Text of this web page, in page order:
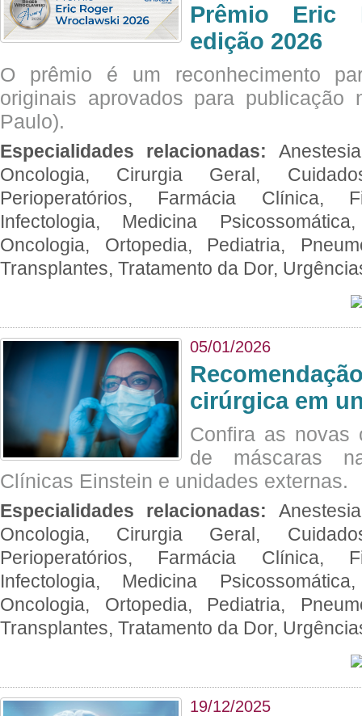
Prêmio Eric
edição 2026
O prêmio é um reconhecimento
originais aprovados para publicação
Paulo).
Especialidades relacionadas:
Oncologia, Cirurgia Geral,
Perioperatórios, Farmácia Clínica,
Infectologia, Medicina
Oncologia, Ortopedia, Pediatria,
Transplantes, Tratamento da Dor,
05/01/2026
cirúrgica em
Confira as novas
de máscaras
Clínicas Einstein e unidades externas.
Especialidades relacionadas:
Oncologia, Cirurgia Geral,
Perioperatórios, Farmácia Clínica,
Infectologia, Medicina
Oncologia, Ortopedia, Pediatria,
Transplantes, Tratamento da Dor,
19/12/2025